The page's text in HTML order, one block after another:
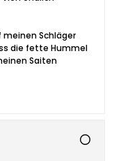
Schläger
die fette Hummel
Saiten